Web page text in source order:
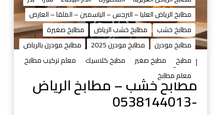
ي
ا
ض
ا
م
ط
ا
ب
مطابخ الرياض العليا – النرجس – الياسمين – الملقا – العارض
مطابخ خشب
مطابخ خشب الرياض
مطابخ صغيرة
مطابخ مودرن
مطابخ مودرن 2025
مطابخ مودرن بالرياض
مطبخ
مطبخ صغير مطبخ كلاسيك
معلم تركيب مطابخ
معلم مطابخ
أغسطس 29, 2025
مطابخ خشب – مطابخ الرياض
-0538144013